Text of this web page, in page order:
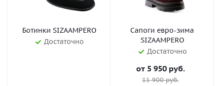
Ботинки SIZAAMPERO
Достаточно
Сапоги евро-зима
SIZAAMPERO
Достаточно
от 5 950 руб.
11 900 руб.